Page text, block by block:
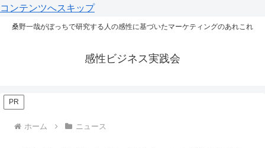
コンテンツへスキップ
桑野一哉がぼっちで研究する人の感性に基づいたマーケティングのあれこれ
感性ビジネス実践会
PR
ホーム ニュース